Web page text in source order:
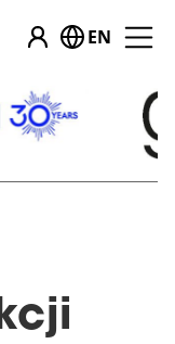
EN